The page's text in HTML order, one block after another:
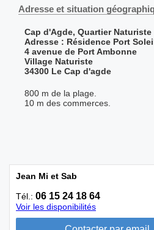
Adresse et situation
Cap d'Agde, Quartier Naturiste
Adresse : Résidence Port
4 avenue de Port Ambonne
Village Naturiste
34300 Le Cap d'agde
800 m de la plage.
10 m des commerces.
Jean Mi et Sab
Tél.: 06 15 24 18 64
Voir les disponibilités